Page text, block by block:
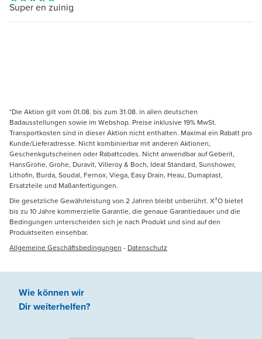
Super en zuinig
*Die Aktion gilt vom 01.08. bis zum 31.08. in allen deutschen
Badausstellungen sowie im Webshop. Preise inklusive 19% MwSt.
Transportkosten sind in dieser Aktion nicht enthalten. Maximal ein Rabatt pro
Kunde/Lieferadresse. Nicht kombinierbar mit anderen Aktionen,
Geschenkgutscheinen oder Rabattcodes. Nicht anwendbar auf Geberit,
HansGrohe, Grohe, Duravit, Villeroy & Boch, Ideal Standard, Sunshower,
Lithofin, Burda, Soudal, Fernox, Viega, Easy Drain, Heau, Dumaplast,
Ersatzteile und Maßanfertigungen.
Die gesetzliche Gewährleistung von 2 Jahren bleibt unberührt. X²O bietet
bis zu 10 Jahre kommerzielle Garantie, die genaue Garantiedauer und die
Bedingungen unterscheiden sich je nach Produkt und sind auf den
Produktseiten einsehbar.
Allgemeine Geschäftsbedingungen - Datenschutz
Wie können wir
Dir weiterhelfen?